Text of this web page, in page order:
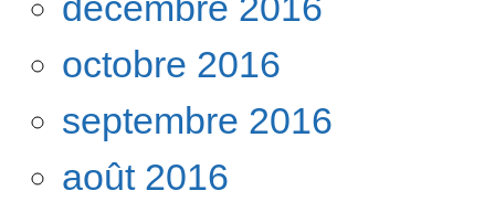
octobre 2016
septembre 2016
août 2016